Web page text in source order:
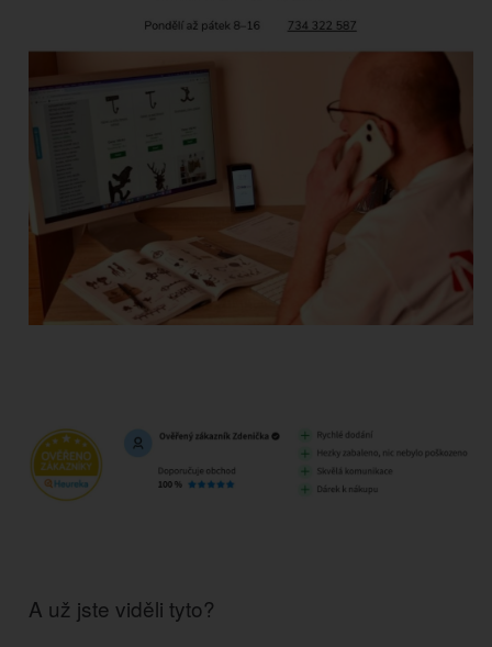
A už jste viděli tyto?